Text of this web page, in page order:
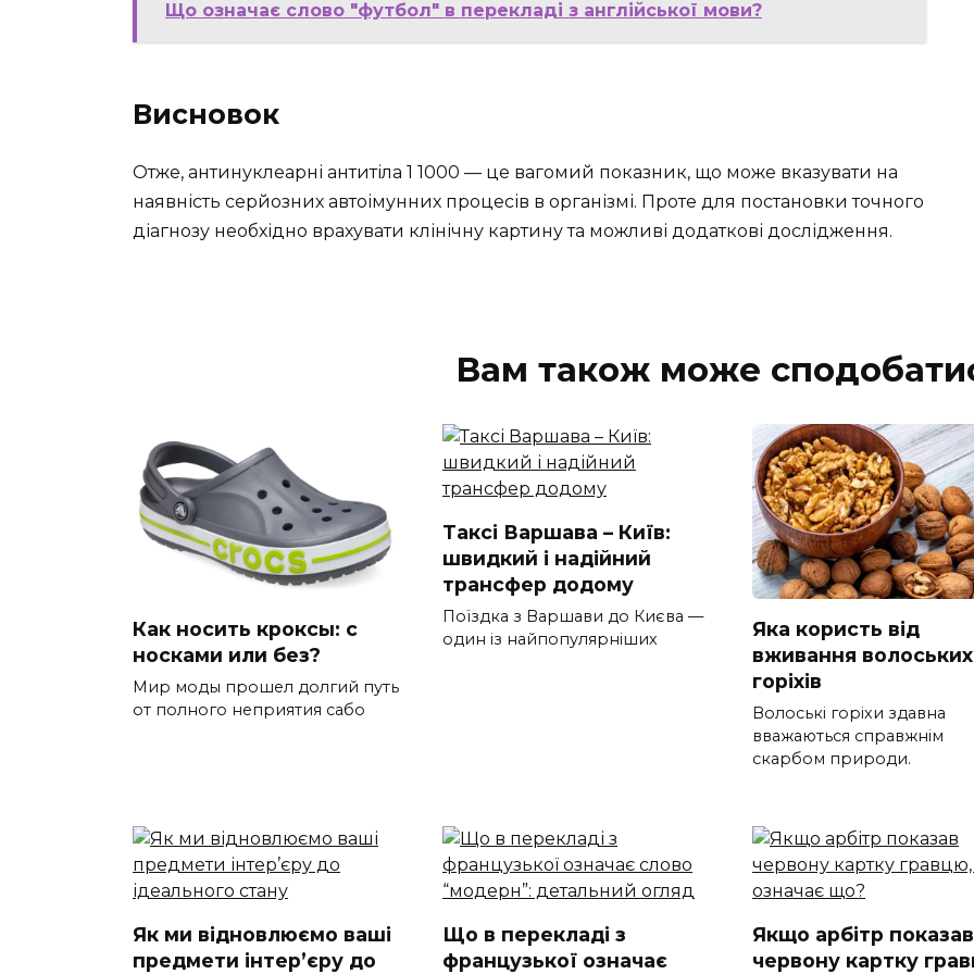
Що означає слово "футбол" в перекладі з англійської мови?
Висновок
Отже, антинуклеарні антитіла 1 1000 — це вагомий показник, що може вказувати на
наявність серйозних автоімунних процесів в організмі. Проте для постановки точного
діагнозу необхідно врахувати клінічну картину та можливі додаткові дослідження.
Вам також може
Как носить кроксы: с
носками или без?
Мир моды прошел долгий путь
от полного неприятия сабо
Таксі Варшава – Київ:
швидкий і надійний
трансфер додому
Поїздка з Варшави до Києва —
один із найпопулярніших
Яка користь від
вживання волоських
горіхів
Волоські горіхи здавна
вважаються справжнім
скарбом природи.
Як ми відновлюємо ваші
предмети інтер’єру до
Що в перекладі з
французької означає
Якщо арбітр показав
червону картку